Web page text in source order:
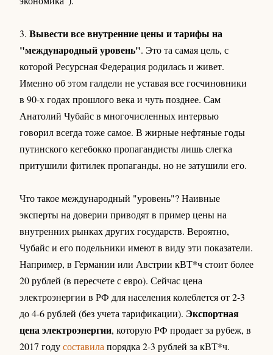
3. Вывести все внутренние цены и тарифы на
"международный уровень". Это та самая цель, с
которой Ресурсная Федерация родилась и живет.
Именно об этом галдели не уставая все госчиновники
в 90-х годах прошлого века и чуть позднее. Сам
Анатолий Чубайс в многочисленных интервью
говорил всегда тоже самое. В жирные нефтяные годы
путинского кегебокко пропагандисты лишь слегка
притушили фитилек пропаганды, но не затушили его.
Что такое международный "уровень"? Наивные
эксперты на доверии приводят в пример цены на
внутренних рынках других государств. Вероятно,
Чубайс и его подельники имеют в виду эти показатели.
Например, в Германии или Австрии кВТ*ч стоит более
20 рублей (в пересчете с евро). Сейчас цена
электроэнергии в РФ для населения колеблется от 2-3
до 4-6 рублей (без учета тарификации). Экспортная
цена электроэнергии, которую РФ продает за рубеж, в
2017 годусоставила порядка 2-3 рублей за кВТ*ч.